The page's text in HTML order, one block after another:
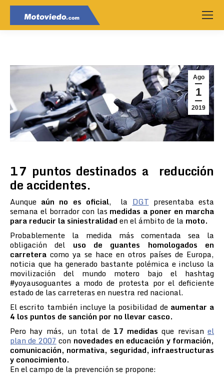
Ago
1
2019
17 puntos destinados a reducción
de accidentes.
Aunque aún no es oficial, la DGT presentaba esta
semana el borrador con las medidas a poner en marcha
para reducir la siniestralidad en el ámbito de la moto.
Probablemente la medida más comentada sea la
obligación del uso de guantes homologados en
carretera como ya se hace en otros países de Europa,
noticia que ha generado bastante polémica e incluso la
movilización del mundo motero bajo el hashtag
#yoyausoguantes a modo de protesta por el deficiente
estado de las carreteras en nuestra red nacional.
El escrito también incluye la posibilidad de aumentar a
4 los puntos de sanción por no llevar casco.
Pero hay más, un total de 17 medidas que revisanel
plan de 2007 con novedades en educación y formación,
comunicación, normativa, seguridad, infraestructuras
y conocimiento.
En el campo de la prevención se propone: